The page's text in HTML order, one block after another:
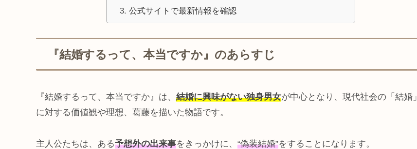
公式サイトで最新情報を確認
『結婚するって、本当ですか』のあらすじ
『結婚するって、本当ですか』は、 結婚に興味がない独身男女が中心となり、現代社会の「結婚」
に対する価値観や理想、葛藤を描いた物語です。
主人公たちは、ある予想外の出来事をきっかけに、 “偽装結婚”をすることになります。